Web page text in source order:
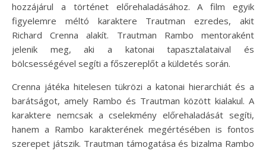
hozzájárul a történet előrehaladásához. A film egyik
figyelemre méltó karaktere Trautman ezredes, akit
Richard Crenna alakít. Trautman Rambo mentoraként
jelenik meg, aki a katonai tapasztalataival és
bölcsességével segíti a főszereplőt a küldetés során.
Crenna játéka hitelesen tükrözi a katonai hierarchiát és a
barátságot, amely Rambo és Trautman között kialakul. A
karaktere nemcsak a cselekmény előrehaladását segíti,
hanem a Rambo karakterének megértésében is fontos
szerepet játszik. Trautman támogatása és bizalma Rambo